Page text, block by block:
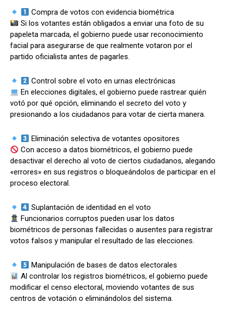
Comparta
Facebook X WhatsApp
Síganos
Comparta
Facebook X WhatsApp
Síganos
Compra de votos con evidencia biométrica
Si los votantes están obligados a enviar una foto de su
papeleta marcada, el gobierno puede usar reconocimiento
facial para asegurarse de que realmente votaron por el
partido oficialista antes de pagarles.
Control sobre el voto en urnas electrónicas
En elecciones digitales, el gobierno puede rastrear quién
votó por qué opción, eliminando el secreto del voto y
presionando a los ciudadanos para votar de cierta manera.
Eliminación selectiva de votantes opositores
Con acceso a datos biométricos, el gobierno puede
desactivar el derecho al voto de ciertos ciudadanos, alegando
«errores» en sus registros o bloqueándolos de participar en el
proceso electoral.
Suplantación de identidad en el voto
Funcionarios corruptos pueden usar los datos
biométricos de personas fallecidas o ausentes para registrar
votos falsos y manipular el resultado de las elecciones.
Manipulación de bases de datos electorales
Al controlar los registros biométricos, el gobierno puede
modificar el censo electoral, moviendo votantes de sus
centros de votación o eliminándolos del sistema.